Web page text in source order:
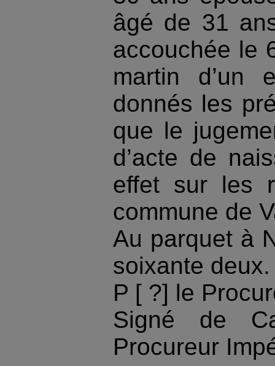
âgé de 31
accouchée le
martin d’un
donnés les
que le
d’acte de
effet sur les
commune de
Au parquet à
soixante deux.
P [ ?] le
Signé de
Procureur